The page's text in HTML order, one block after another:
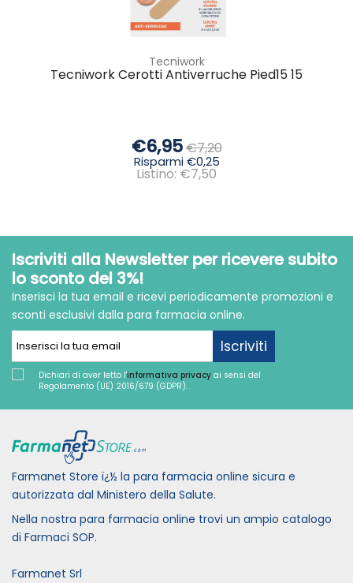
Tecniwork
Tecniwork Cerotti Antiverruche Pied15 15
€6,95€7,20
Risparmi €0,25
Listino: €7,50
Iscriviti alla Newsletter per ricevere subito
lo sconto del 3%!
Inserisci la tua email e ricevi periodicamente promozioni e
sconti esclusivi dalla para farmacia online.
Iscriviti
Dichiari di aver letto l'informativa privacy ai sensi del
Regolamento (UE) 2016/679 (GDPR).
Farmanet Store ï¿½ la para farmacia online sicura e
autorizzata dal Ministero della Salute.
Nella nostra para farmacia online trovi un ampio catalogo
di Farmaci SOP.
Farmanet Srl